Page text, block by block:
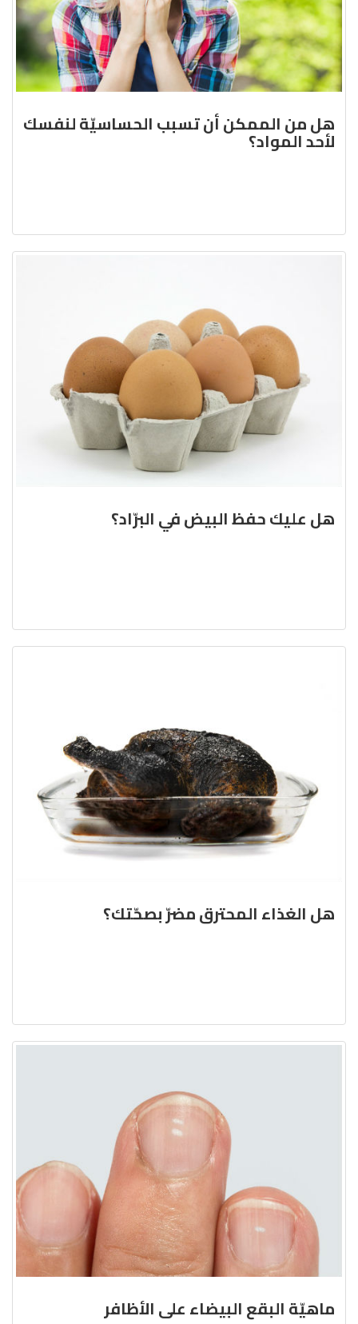
هل من الممكن أن تسبب الحساسيّة لنفسك
لأحد المواد؟
هل عليك حفظ البيض في البرّاد؟
هل الغذاء المحترق مضرّ بصحّتك؟
ماهيّة البقع البيضاء على الأظافر